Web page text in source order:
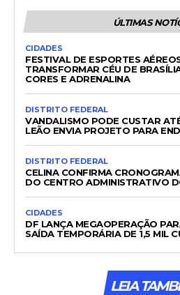
ÚLTIMAS
CIDADES
FESTIVAL DE ESPORTES
TRANSFORMAR CÉU DE
CORES E ADRENALINA
DISTRITO FEDERAL
VANDALISMO PODE CUSTAR
LEÃO ENVIA PROJETO PARA
DISTRITO FEDERAL
CELINA CONFIRMA
DO CENTRO ADMINISTRATIVO
CIDADES
DF LANÇA MEGAOPERAÇÃO
SAÍDA TEMPORÁRIA DE 1,5 MIL
LEIA